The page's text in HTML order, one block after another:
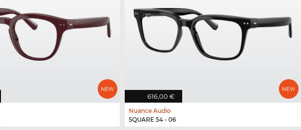
616,00 €
Nuance Audio
SQUARE 54 - 06